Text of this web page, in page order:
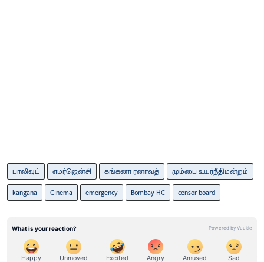
பாலிவுட் எமர்ஜென்சி கங்கனா ரனாவத்
மும்பை உயர்நீதிமன்றம்
kangana
Cinema emergency Bombay HC censor board